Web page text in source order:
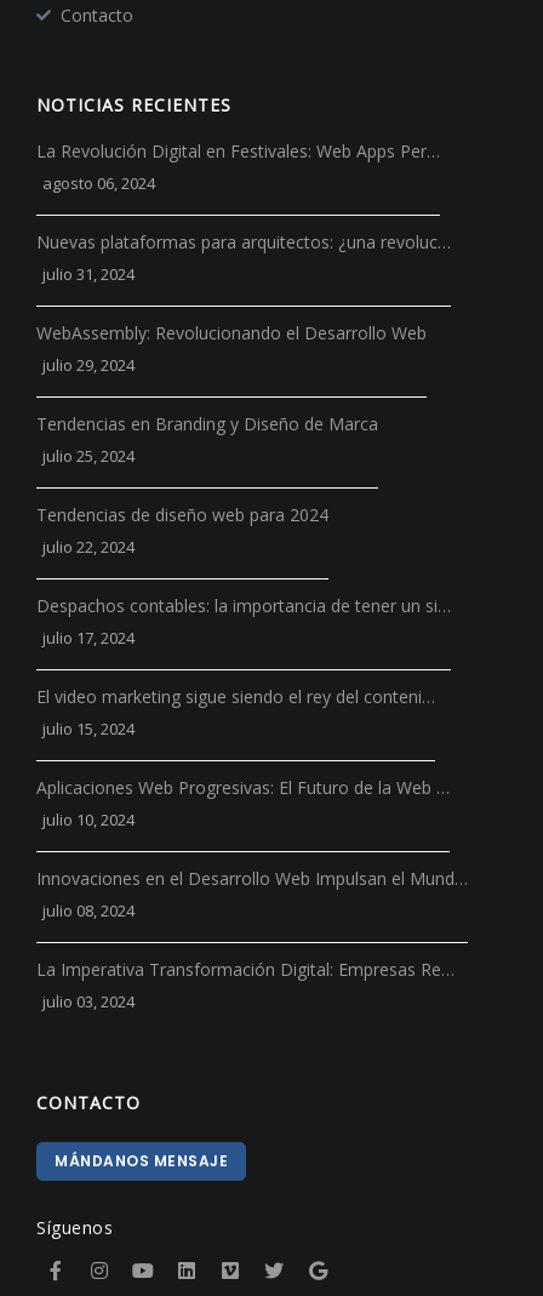
Contacto
NOTICIAS RECIENTES
La Revolución Digital en Festivales: Web Apps Per…
agosto 06, 2024
Nuevas plataformas para arquitectos: ¿una revoluc…
julio 31, 2024
WebAssembly: Revolucionando el Desarrollo Web
julio 29, 2024
Tendencias en Branding y Diseño de Marca
julio 25, 2024
Tendencias de diseño web para 2024
julio 22, 2024
Despachos contables: la importancia de tener un si…
julio 17, 2024
El video marketing sigue siendo el rey del conteni…
julio 15, 2024
Aplicaciones Web Progresivas: El Futuro de la Web …
julio 10, 2024
Innovaciones en el Desarrollo Web Impulsan el Mund…
julio 08, 2024
La Imperativa Transformación Digital: Empresas Re…
julio 03, 2024
CONTACTO
MÁNDANOS MENSAJE
Síguenos